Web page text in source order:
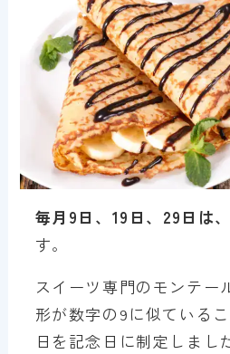
毎月9日、19日、29日は
す。
スイーツ専門のモンテー
形が数字の9に似ている
日を記念日に制定しまし